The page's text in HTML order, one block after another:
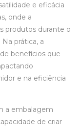
e eficácia
onde a
produtos durante o
prática, a
benefícios que
e na eficiência
a embalagem
de criar